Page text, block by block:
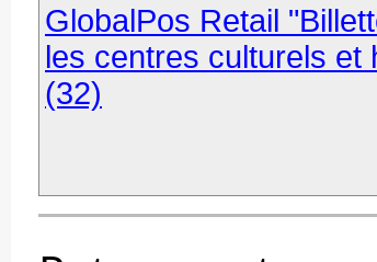
GlobalPos Retail
les centres culturels
(32)